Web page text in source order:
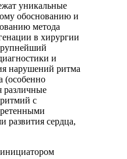
уникальные
обоснованию и
метода
в хирургии
и
нарушений ритма
(особенно
различные
с
развития сердца,